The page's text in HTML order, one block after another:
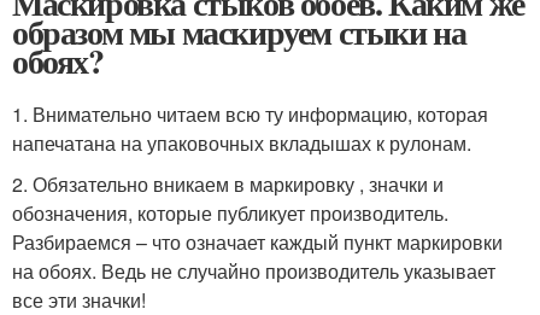
образом мы маскируем стыки на
обоях?
1. Внимательно читаем всю ту информацию, которая
напечатана на упаковочных вкладышах к рулонам.
2. Обязательно вникаем в маркировку , значки и
обозначения, которые публикует производитель.
Разбираемся – что означает каждый пункт маркировки
на обоях. Ведь не случайно производитель указывает
все эти значки!